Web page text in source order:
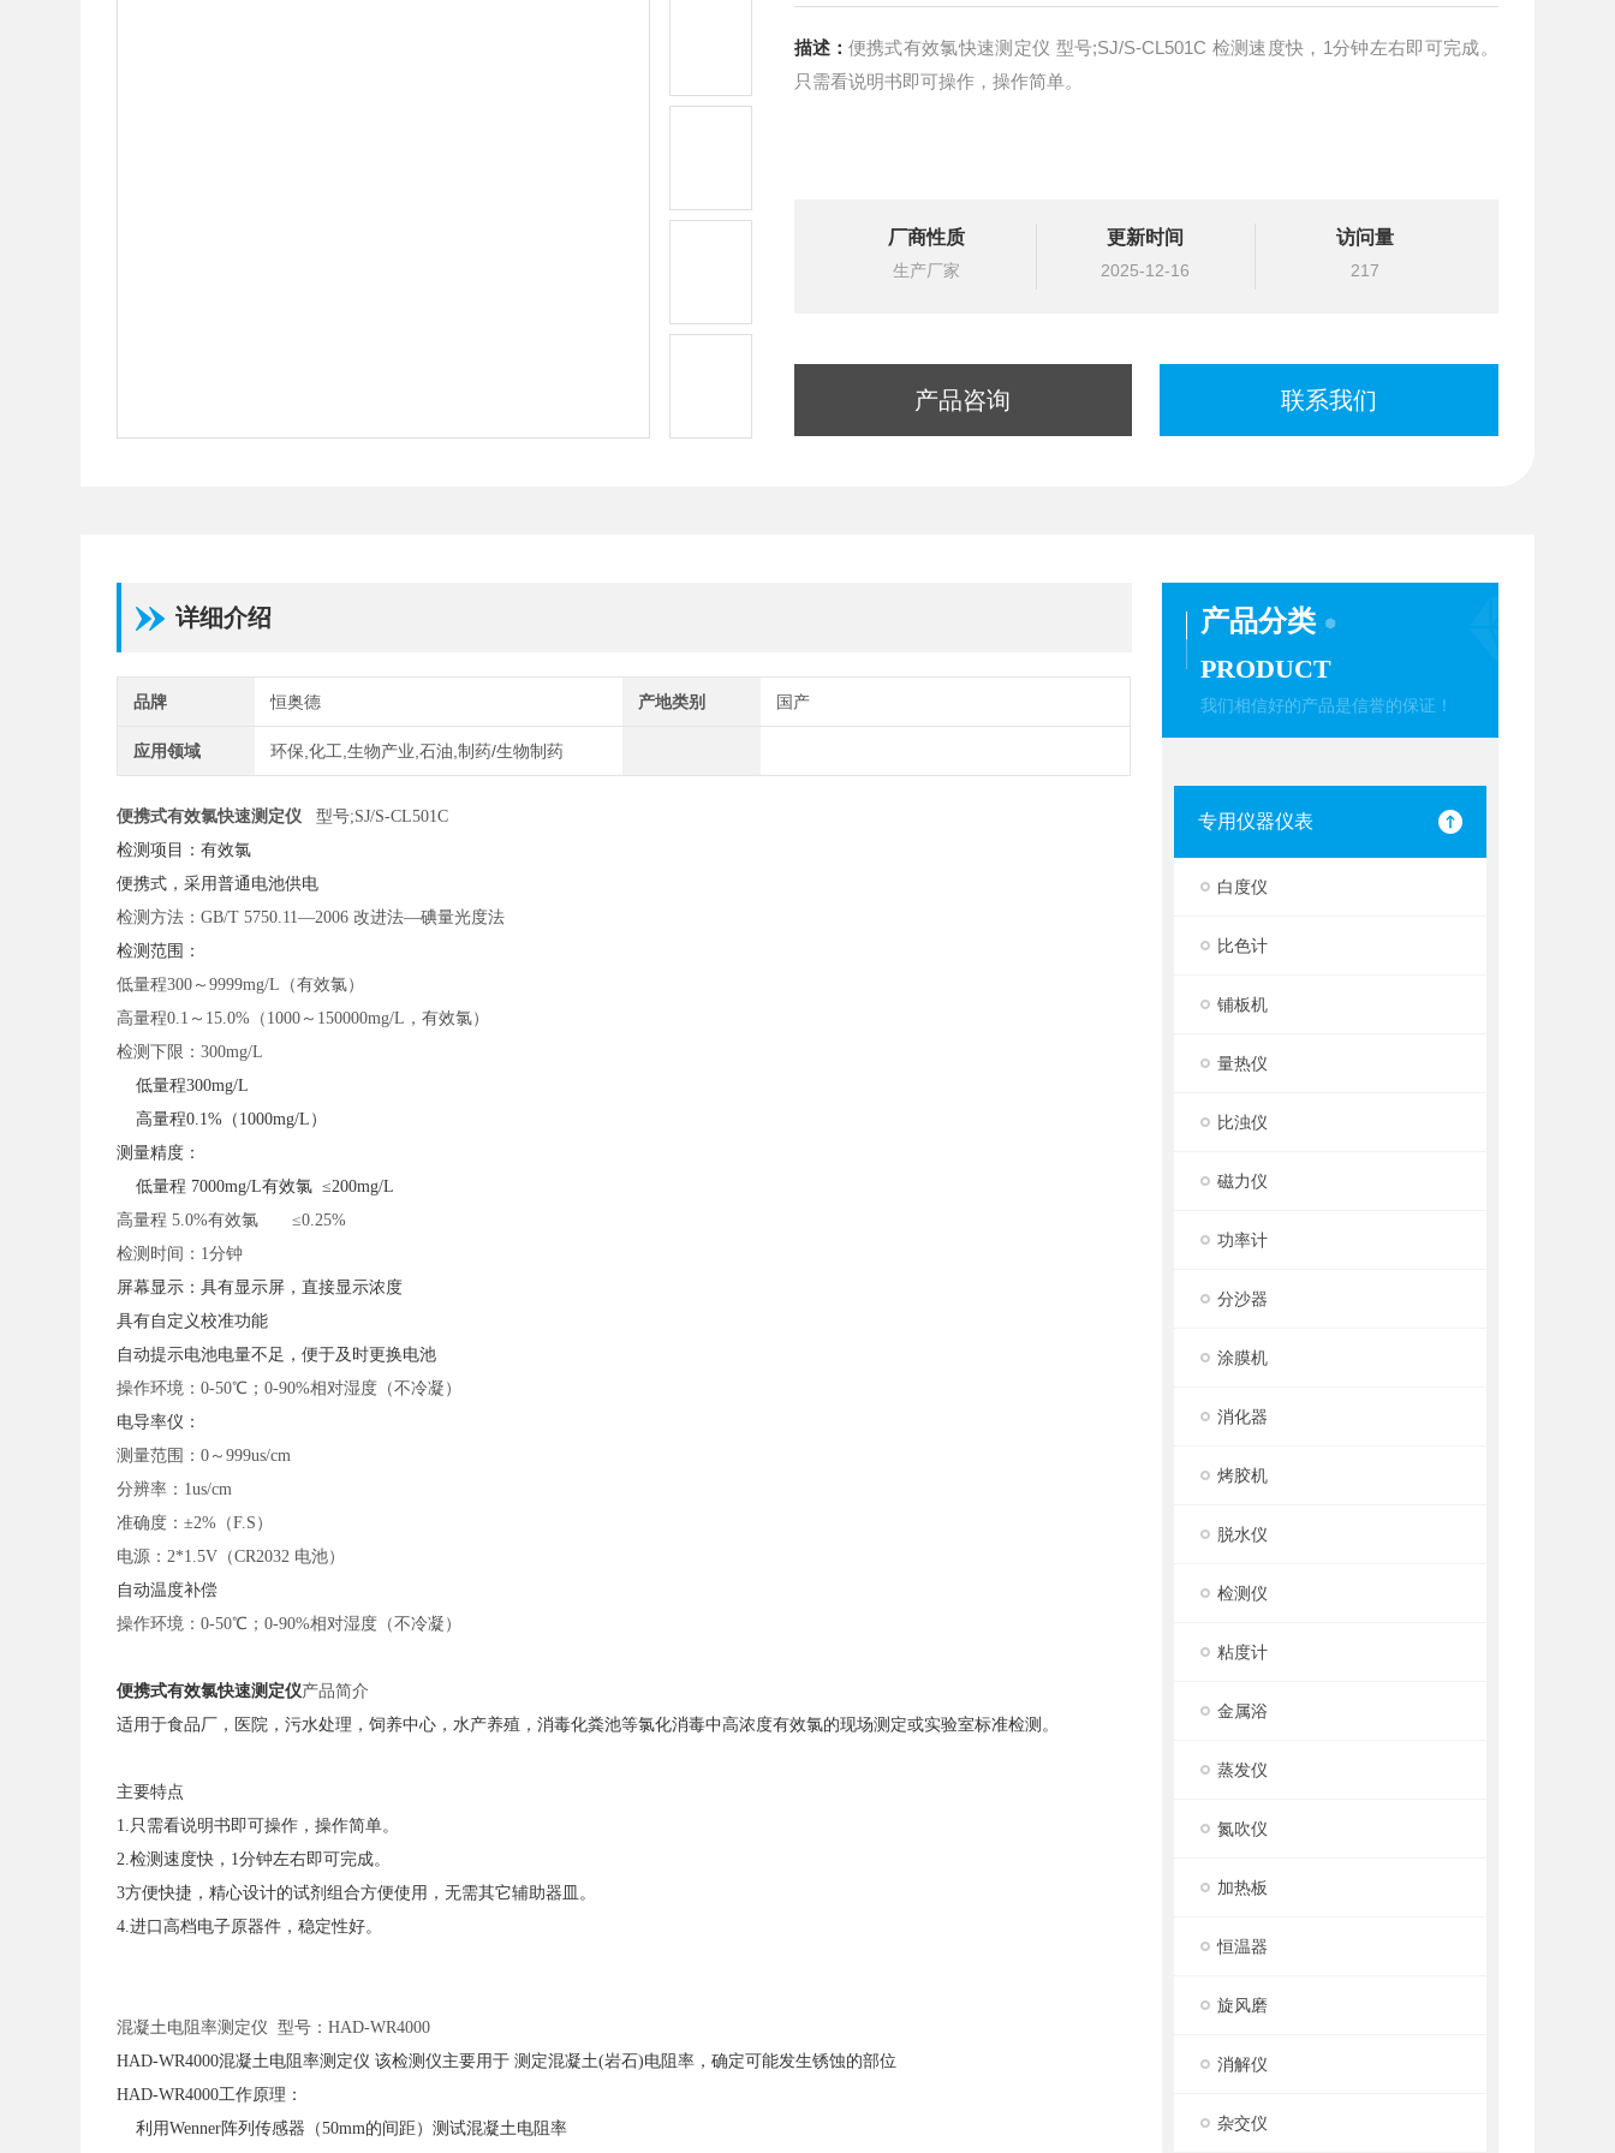
描述： 便携式有效氯快速测定仪 型号;SJ/S-CL501C 检测速度快，1分钟左右即可完成。
只需看说明书即可操作，操作简单。
厂商性质
生产厂家
更新时间
2025-12-16
访问量
217
产品咨询 联系我们
产品分类
PRODUCT
我们相信好的产品是信誉的保证！
专用仪器仪表
白度仪
比色计
铺板机
量热仪
比浊仪
磁力仪
功率计
分沙器
涂膜机
消化器
烤胶机
脱水仪
检测仪
粘度计
金属浴
蒸发仪
氮吹仪
加热板
恒温器
旋风磨
消解仪
杂交仪
详细介绍
品牌 恒奥德 产地类别 国产
应用领域 环保,化工,生物产业,石油,制药/生物制药
便携式有效氯快速测定仪 型号;SJ/S-CL501C
检测项目：有效氯
便携式，采用普通电池供电
检测方法：GB/T 5750.11—2006 改进法—碘量光度法
检测范围：
低量程300～9999mg/L（有效氯）
高量程0.1～15.0%（1000～150000mg/L，有效氯）
检测下限：300mg/L
低量程300mg/L
高量程0.1%（1000mg/L）
测量精度：
低量程 7000mg/L有效氯 ≤200mg/L
高量程 5.0%有效氯 ≤0.25%
检测时间： 1分钟
屏幕显示：具有显示屏，直接显示浓度
具有自定义校准功能
自动提示电池电量不足，便于及时更换电池
操作环境：0-50℃；0-90%相对湿度（不冷凝）
电导率仪：
测量范围：0～999us/cm
分辨率： 1us/cm
准确度：±2%（F.S）
电源：2*1.5V（CR2032 电池）
自动温度补偿
操作环境：0-50℃；0-90%相对湿度（不冷凝）
便携式有效氯快速测定仪产品简介
适用于食品厂，医院，污水处理，饲养中心，水产养殖，消毒化粪池等氯化消毒中高浓度有效氯的现场测定或实验室标准检测 。
主要特点
1.只需看说明书即可操作，操作简单。
2.检测速度快，1分钟左右即可完成。
3方便快捷，精心设计的试剂组合方便使用，无需其它辅助器皿。
4.进口高档电子原器件，稳定性好。
混凝土电阻率测定仪 型号：HAD-WR4000
HAD-WR4000混凝土电阻率测定仪 该检测仪主要用于 测定混凝土(岩石)电阻率，确定可能发生锈蚀的部位
HAD-WR4000工作原理：
利用Wenner阵列传感器（50mm的间距）测试混凝土电阻率